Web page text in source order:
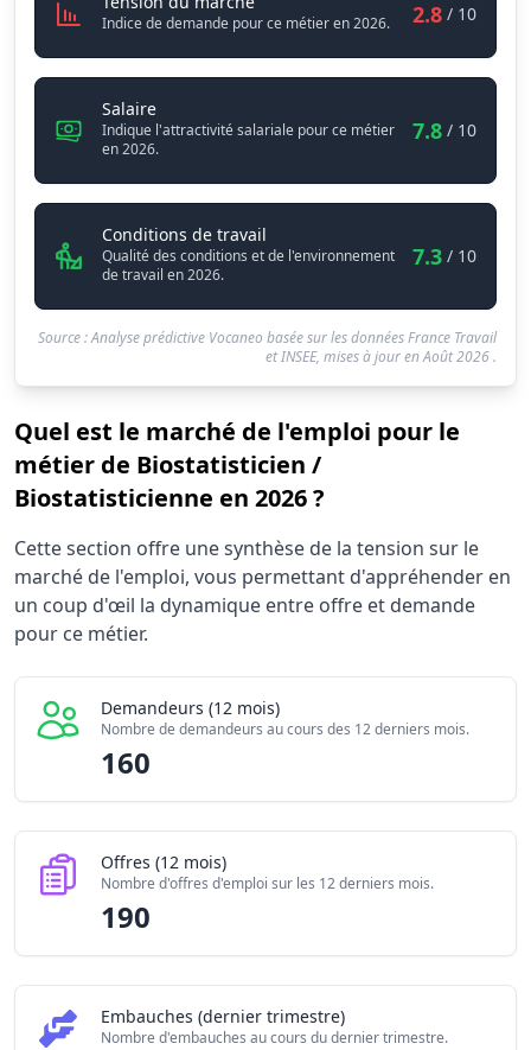
Indice de demande pour ce métier en 2026. 2.8 / 10
SalaireBiostatisticien / Biostatisticienne
Indique l'attractivité salariale pour ce métier
en 2026.
7.8 / 10
Conditions de travail
Qualité des conditions et de l'environnement
de travail en 2026.
7.3 / 10
Source : Analyse prédictive Vocaneo basée sur les données France Travail
et INSEE, mises à jour enAoût 2026.
Quel est le marché de l'emploi pour le
métier de Biostatisticien /
Biostatisticienne en 2026 ?
Statistiques recrutement Biostatisticien /
Indicateur
Valeur
Demandeurs d'emploi (12 mois)
160
Offres publiées (12 mois)
Indice de tension globale
Cette section offre une synthèse de la tension sur le
marché de l'emploi, vous permettant d'appréhender en
un coup d'œil la dynamique entre offre et demande
pour ce métier.
Demandeurs (12 mois)
Nombre de demandeurs au cours des 12 derniers mois.
160
Offres (12 mois)
Nombre d'offres d'emploi sur les 12 derniers mois.
190
Embauches (dernier trimestre)
Nombre d'embauches au cours du dernier trimestre.